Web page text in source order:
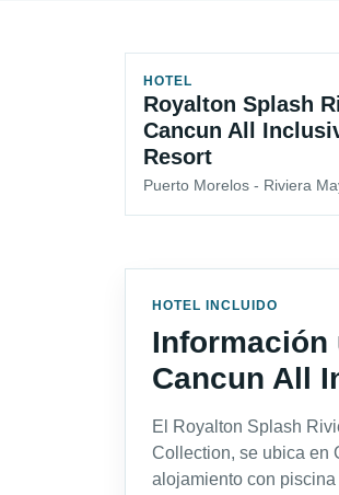
HOTEL
Royalton Splash
Cancun All
Resort
Puerto Morelos - Riviera
HOTEL INCLUIDO
Información
Cancun All
El Royalton Splash
Collection, se ubica en
alojamiento con